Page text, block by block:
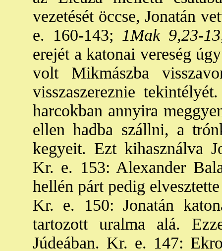
vezetését öccse, Jonatán
e. 160-143; 1Mak 9,23-
erejét a katonai vereség
volt Mikmászba
visszaszereznie
harcokban annyira
ellen hadba szállni, a
kegyeit. Ezt kihasználva
Kr. e. 153: Alexander
hellén párt pedig
Kr. e. 150: Jonatán
tartozott uralma alá.
Júdeában. Kr. e. 147: